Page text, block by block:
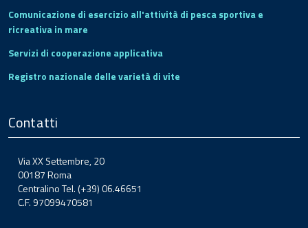
Comunicazione di esercizio all'attività di pesca sportiva e
ricreativa in mare
Servizi di cooperazione applicativa
Registro nazionale delle varietà di vite
Contatti
Via XX Settembre, 20
00187 Roma
Centralino Tel. (+39) 06.46651
C.F. 97099470581